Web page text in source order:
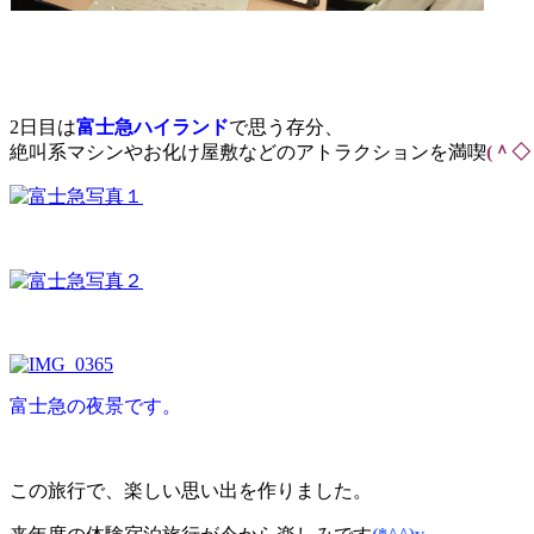
2日目は富士急ハイランドで思う存分、
絶叫系マシンやお化け屋敷などのアトラクションを満喫(＾◇
富士急の夜景です。
この旅行で、楽しい思い出を作りました。